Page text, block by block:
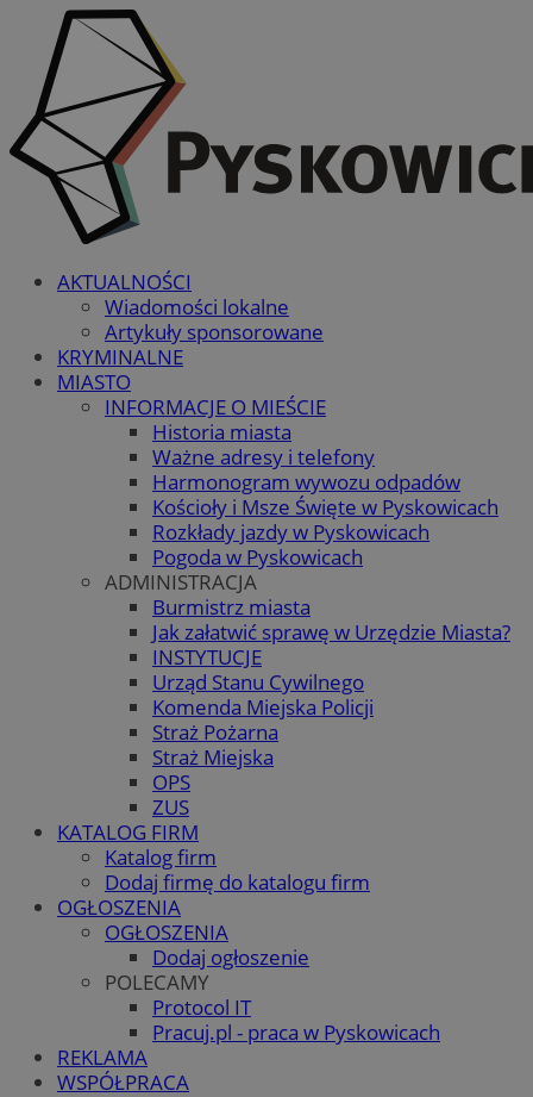
AKTUALNOŚCI
Wiadomości lokalne
Artykuły sponsorowane
KRYMINALNE
MIASTO
INFORMACJE O MIEŚCIE
Historia miasta
Ważne adresy i telefony
Harmonogram wywozu odpadów
Kościoły i Msze Święte w Pyskowicach
Rozkłady jazdy w Pyskowicach
Pogoda w Pyskowicach
ADMINISTRACJA
Burmistrz miasta
Jak załatwić sprawę w Urzędzie Miasta?
INSTYTUCJE
Urząd Stanu Cywilnego
Komenda Miejska Policji
Straż Pożarna
Straż Miejska
OPS
ZUS
KATALOG FIRM
Katalog firm
Dodaj firmę do katalogu firm
OGŁOSZENIA
OGŁOSZENIA
Dodaj ogłoszenie
POLECAMY
Protocol IT
Pracuj.pl - praca w Pyskowicach
REKLAMA
WSPÓŁPRACA